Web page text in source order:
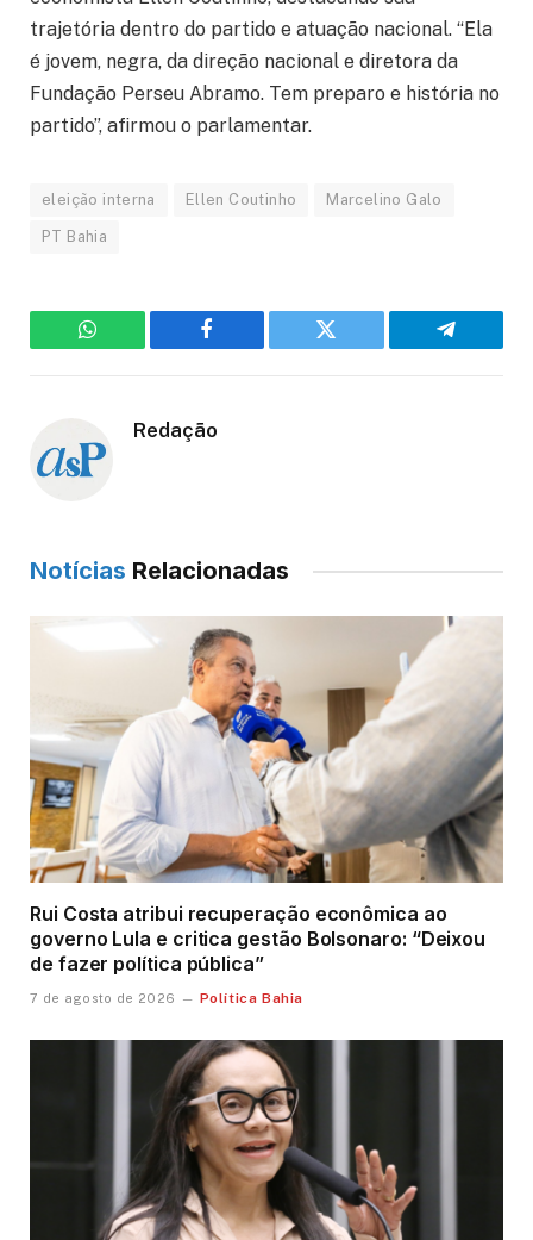
trajetória dentro do partido e atuação nacional. “Ela
é jovem, negra, da direção nacional e diretora da
Fundação Perseu Abramo. Tem preparo e história no
partido”, afirmou o parlamentar.
eleição interna Ellen Coutinho Marcelino Galo
PT Bahia
WhatsApp Facebook Twitter Telegram
Redação
Notícias Relacionadas
Rui Costa atribui recuperação econômica ao
governo Lula e critica gestão Bolsonaro: “Deixou
de fazer política pública”
7 de agosto de 2026 Política Bahia